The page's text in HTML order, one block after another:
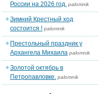
России на 2026 год. palomnik
Зимний Крестный ход
состоится ! palomnik
Престольный праздник у
Архангела Михаила palomnik
Золотой октябрь в
Петропавловке. palomnik